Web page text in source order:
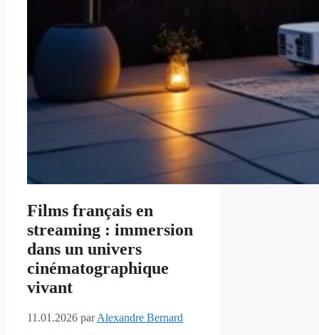
Films français en
streaming : immersion
dans un univers
cinématographique
vivant
11.01.2026 parAlexandre Bernard